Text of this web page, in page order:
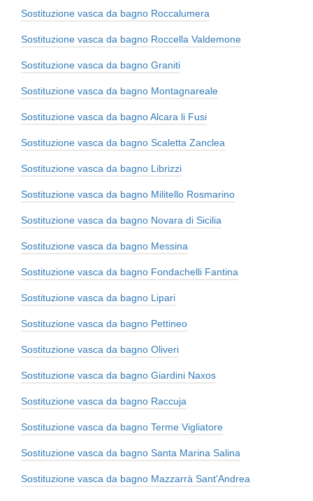
Sostituzione vasca da bagno Roccalumera
Sostituzione vasca da bagno Roccella Valdemone
Sostituzione vasca da bagno Graniti
Sostituzione vasca da bagno Montagnareale
Sostituzione vasca da bagno Alcara li Fusi
Sostituzione vasca da bagno Scaletta Zanclea
Sostituzione vasca da bagno Librizzi
Sostituzione vasca da bagno Militello Rosmarino
Sostituzione vasca da bagno Novara di Sicilia
Sostituzione vasca da bagno Messina
Sostituzione vasca da bagno Fondachelli Fantina
Sostituzione vasca da bagno Lipari
Sostituzione vasca da bagno Pettineo
Sostituzione vasca da bagno Oliveri
Sostituzione vasca da bagno Giardini Naxos
Sostituzione vasca da bagno Raccuja
Sostituzione vasca da bagno Terme Vigliatore
Sostituzione vasca da bagno Santa Marina Salina
Sostituzione vasca da bagno Mazzarrà Sant'Andrea